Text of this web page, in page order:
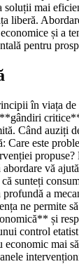
soluții mai
liberă.
și a
pentru
în viața
Când auziți
Care este
propuse?
abordare vă
sunteți
a
ne permite
și
control
mai